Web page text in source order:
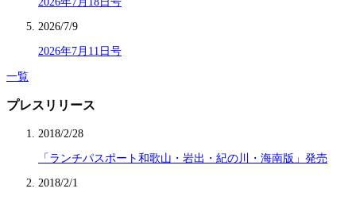
2026/7/9
2026年7月11日号
一覧
プレスリリース
2018/2/28
「ランチパスポート和歌山・岩出・紀の川・海南版」発売
2018/2/1